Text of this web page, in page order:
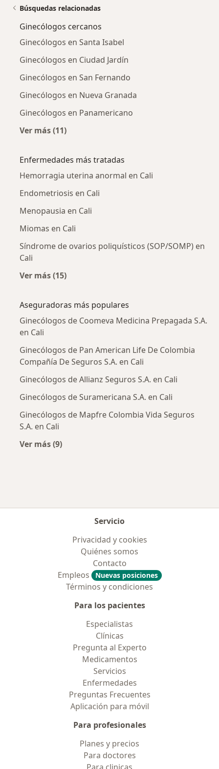
Búsquedas relacionadas
Ginecólogos cercanos
Ginecólogos en Santa Isabel
Ginecólogos en Ciudad Jardín
Ginecólogos en San Fernando
Ginecólogos en Nueva Granada
Ginecólogos en Panamericano
Ver más (11)
Enfermedades más tratadas
Hemorragia uterina anormal en Cali
Endometriosis en Cali
Menopausia en Cali
Miomas en Cali
Síndrome de ovarios poliquísticos (SOP/SOMP) en
Cali
Ver más (15)
Aseguradoras más populares
Ginecólogos de Coomeva Medicina Prepagada S.A.
en Cali
Ginecólogos de Pan American Life De Colombia
Compañía De Seguros S.A. en Cali
Ginecólogos de Allianz Seguros S.A. en Cali
Ginecólogos de Suramericana S.A. en Cali
Ginecólogos de Mapfre Colombia Vida Seguros
S.A. en Cali
Ver más (9)
Servicio
Privacidad y cookies
Quiénes somos
Contacto
Empleos
Nuevas posiciones
Términos y condiciones
Para los pacientes
Especialistas
Clínicas
Pregunta al Experto
Medicamentos
Servicios
Enfermedades
Preguntas Frecuentes
Aplicación para móvil
Para profesionales
Planes y precios
Para doctores